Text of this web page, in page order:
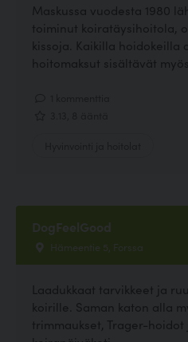
Maskussa vuodesta 1980
toiminut koiratäysihoitola,
kissoja. Kaikilla
hoitomaksut sisältävät
DogFeelGood
Hämeentie 5, Forssa
Laadukkaat tarvikkeet ja
koirille. Saman katon alla
trimmaukset, Trager-